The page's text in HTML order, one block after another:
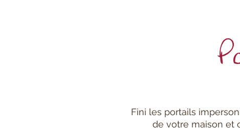
Fini les portails
de votre maison et